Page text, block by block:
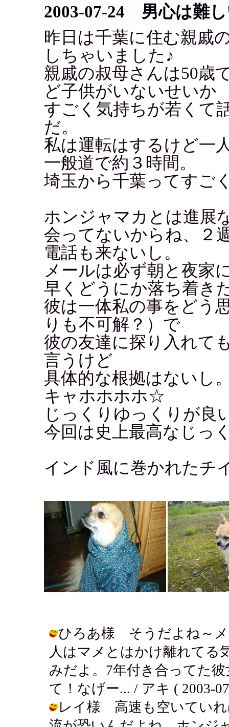
2003-07-24 男心は難
昨日は千葉に住む親戚
しちゃいました♪
親戚の叔母さんは50歳
ど子供がいないせいか
すごく気持ちが若くて
だ。
私は運転はするけど一
一般道で約３時間。
埼玉から千葉ってすご
ホンジャマカとは進展
会ってないからね、２
電話も来ないし。
メールは必ず朝と夜家
早くどうにか落ち着き
彼は一体私の事をどう
りも不可解？）で
彼の友達に探り入れて
言うけど
具体的な根拠はないし
キャホホホホ☆
じっくりゆっくりが良
今回は史上最高なじっ
インド風に巻かれたチ
ひろあ様 そうだよね～メ
人はマメとはかけ離れてる
みだよ。7年付き合ってた
て！なげー... / アキ ( 2003-
レイ様 高速も空いていれ